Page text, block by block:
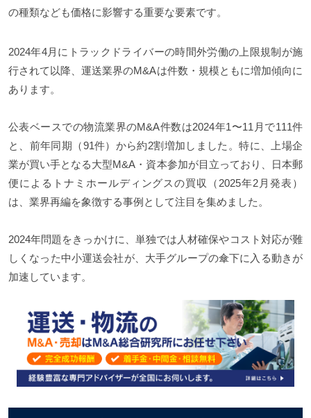
の種類なども価格に影響する重要な要素です。
2024年4月にトラックドライバーの時間外労働の上限規制が施
行されて以降、運送業界のM&Aは件数・規模ともに増加傾向に
あります。
公表ベースでの物流業界のM&A件数は2024年1〜11月で111件
と、前年同期（91件）から約2割増加しました。特に、上場企
業が買い手となる大型M&A・資本参加が目立っており、日本郵
便によるトナミホールディングスの買収（2025年2月発表）
は、業界再編を象徴する事例として注目を集めました。
2024年問題をきっかけに、単独では人材確保やコスト対応が難
しくなった中小運送会社が、大手グループの傘下に入る動きが
加速しています。